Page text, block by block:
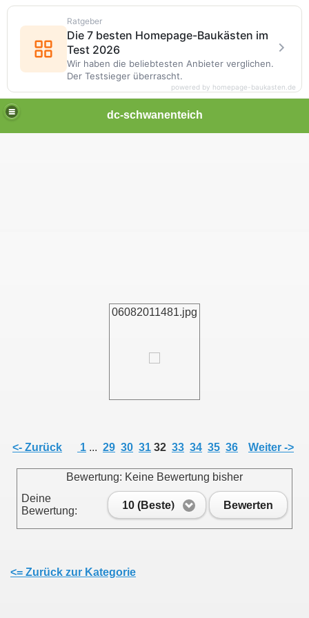
dc-schwanenteich
06082011481.jpg
<- Zurück 1 ... 29 30 31 32 33 34 35 36 Weiter ->
Bewertung: Keine Bewertung bisher
Deine
Bewertung:
10 (Beste) Bewerten
<= Zurück zur Kategorie
Ratgeber
Die 7 besten Homepage-Baukästen im
Test 2026
Wir haben die beliebtesten Anbieter verglichen.
Der Testsieger überrascht.
powered by homepage-baukasten.de